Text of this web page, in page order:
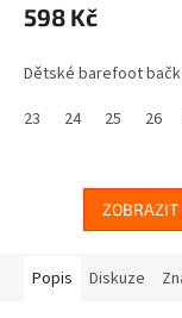
598 Kč
Dětské barefoot
23
24 25 26
ZOBRAZIT
Popis Diskuze